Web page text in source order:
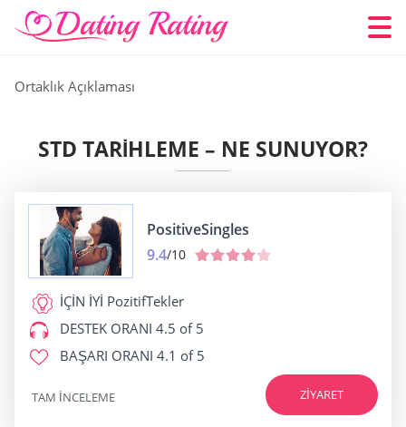
Ortaklık Açıklaması
STD TARIHLEME – NE SUNUYOR?
PositiveSingles
9.4/10
İÇİN İYİ PozitifTekler
DESTEK ORANI 4.5 of 5
BAŞARI ORANI 4.1 of 5
ZIYARET
TAM INCELEME